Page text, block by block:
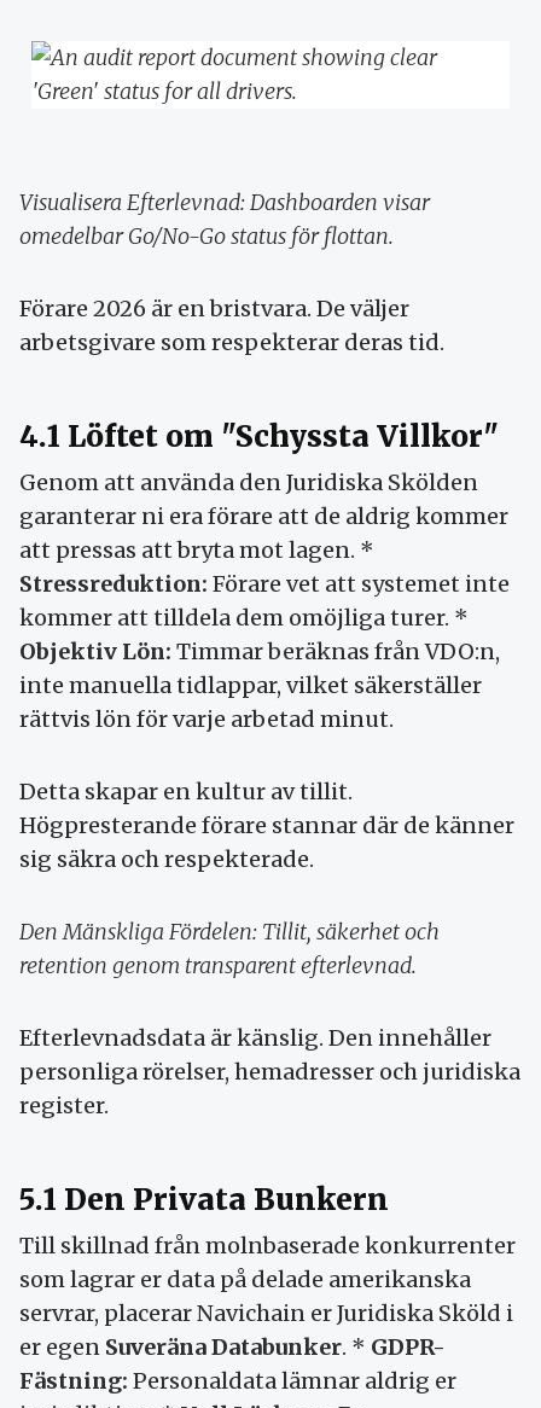
Visualisera Efterlevnad: Dashboarden visar
omedelbar Go/No-Go status för flottan.
Förare 2026 är en bristvara. De väljer
arbetsgivare som respekterar deras tid.
4.1 Löftet om "Schyssta Villkor"
Genom att använda den Juridiska Skölden
garanterar ni era förare att de aldrig kommer
att pressas att bryta mot lagen. *
Stressreduktion: Förare vet att systemet inte
kommer att tilldela dem omöjliga turer. *
Objektiv Lön: Timmar beräknas från VDO:n,
inte manuella tidlappar, vilket säkerställer
rättvis lön för varje arbetad minut.
Detta skapar en kultur av tillit.
Högpresterande förare stannar där de känner
sig säkra och respekterade.
Den Mänskliga Fördelen: Tillit, säkerhet och
retention genom transparent efterlevnad.
Efterlevnadsdata är känslig. Den innehåller
personliga rörelser, hemadresser och juridiska
register.
5.1 Den Privata Bunkern
Till skillnad från molnbaserade konkurrenter
som lagrar er data på delade amerikanska
servrar, placerar Navichain er Juridiska Sköld i
er egen Suveräna Databunker. * GDPR-
Fästning: Personaldata lämnar aldrig er